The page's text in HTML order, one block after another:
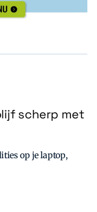
scherp met
op je laptop,